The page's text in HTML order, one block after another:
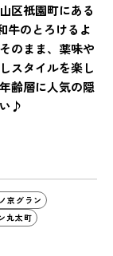
区祇園町にある
のとろけるよ
のまま、薬味や
スタイルを楽し
齢層に人気の隠
♪
京グラン
丸太町